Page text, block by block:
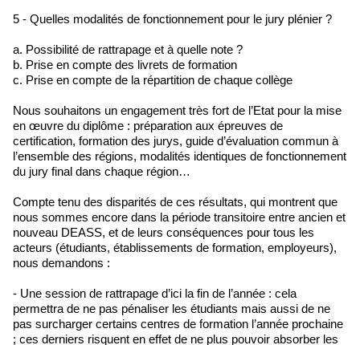
5 - Quelles modalités de fonctionnement pour le jury plénier ?
a. Possibilité de rattrapage et à quelle note ?
b. Prise en compte des livrets de formation
c. Prise en compte de la répartition de chaque collège
Nous souhaitons un engagement très fort de l’Etat pour la mise
en œuvre du diplôme : préparation aux épreuves de
certification, formation des jurys, guide d’évaluation commun à
l’ensemble des régions, modalités identiques de fonctionnement
du jury final dans chaque région…
Compte tenu des disparités de ces résultats, qui montrent que
nous sommes encore dans la période transitoire entre ancien et
nouveau DEASS, et de leurs conséquences pour tous les
acteurs (étudiants, établissements de formation, employeurs),
nous demandons :
- Une session de rattrapage d’ici la fin de l’année : cela
permettra de ne pas pénaliser les étudiants mais aussi de ne
pas surcharger certains centres de formation l’année prochaine
; ces derniers risquent en effet de ne plus pouvoir absorber les